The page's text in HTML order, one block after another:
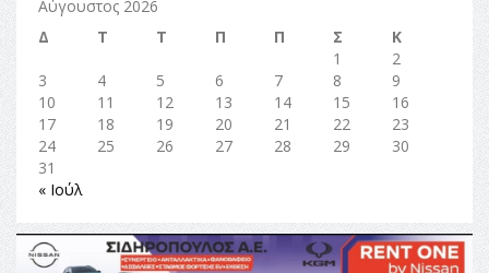
Αύγουστος 2026
Δ
Τ Τ Π Π Σ
Κ
1
2
3
4 5 6 7 8
9
10
11 12 13 14 15
16
17
18 19 20 21 22
23
24
25 26 27 28 29
30
31
« Ιούλ